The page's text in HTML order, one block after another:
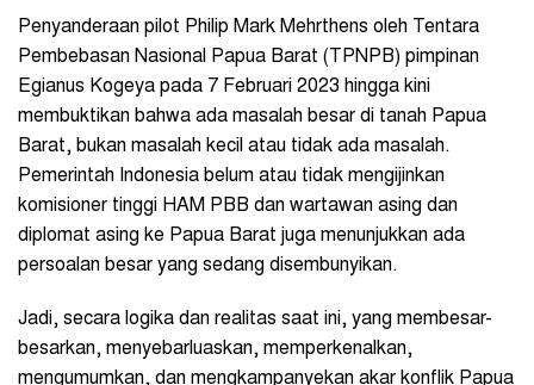
Penyanderaan pilot Philip Mark Mehrthens oleh Tentara
Pembebasan Nasional Papua Barat (TPNPB) pimpinan
Egianus Kogeya pada 7 Februari 2023 hingga kini
membuktikan bahwa ada masalah besar di tanah Papua
Barat, bukan masalah kecil atau tidak ada masalah.
Pemerintah Indonesia belum atau tidak mengijinkan
komisioner tinggi HAM PBB dan wartawan asing dan
diplomat asing ke Papua Barat juga menunjukkan ada
persoalan besar yang sedang disembunyikan.
Jadi, secara logika dan realitas saat ini, yang membesar-
besarkan, menyebarluaskan, memperkenalkan,
mengumumkan, dan mengkampanyekan akar konflik Papua